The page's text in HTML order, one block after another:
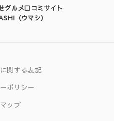
グルメ口コミサイト
（ウマシ）
関する表記
ポリシー
ップ